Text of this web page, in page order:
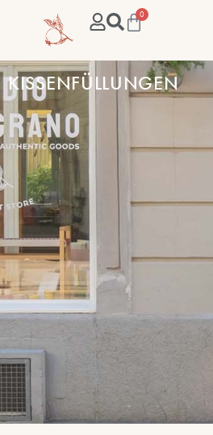
0
KISSENFÜLLUNGEN